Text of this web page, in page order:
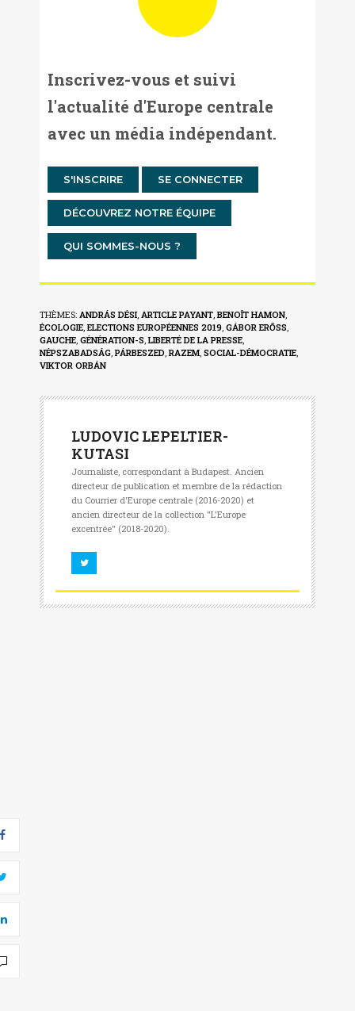
Inscrivez-vous et suivi
l'actualité d'Europe centrale
avec un média indépendant.
S'INSCRIRE SE CONNECTER
DÉCOUVREZ NOTRE ÉQUIPE
QUI SOMMES-NOUS ?
THÈMES: ANDRÁS DÉSI ARTICLE PAYANT ,BENOÎT HAMON
ÉCOLOGIE ,ELECTIONS EUROPÉENNES 2019 GÁBOR ERŐSS
GAUCHE GÉNÉRATION-S ,LIBERTÉ DE LA PRESSE
NÉPSZABADSÁG ,PÁRBESZED ,RAZEM SOCIAL-DÉMOCRATIE
VIKTOR ORBÁN
LUDOVIC LEPELTIER-
KUTASI
Journaliste, correspondant à Budapest. Ancien
directeur de publication et membre de la rédaction
du Courrier d'Europe centrale (2016-2020) et
ancien directeur de la collection "L'Europe
excentrée" (2018-2020).